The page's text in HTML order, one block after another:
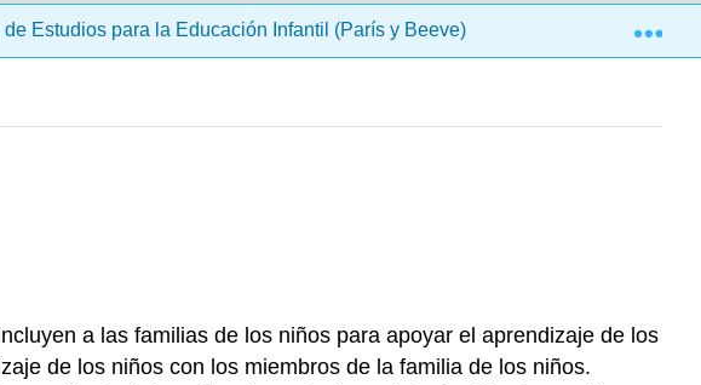
Estudios para la Educación Infantil (París y Beeve) Sección II:
a las familias de los niños para apoyar el aprendizaje de los
de los niños con los miembros de la familia de los niños.